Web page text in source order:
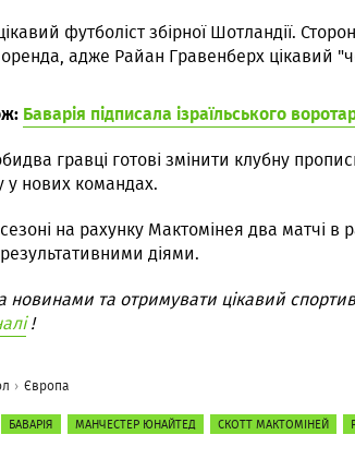
футболіст збірної Шотландії.
адже Райан Гравенберх цікавий
Баварія підписала ізраїльського
гравці готові змінити клубну
у нових командах.
на рахунку Мактомінея два матчі
діями.
новинами та отримувати цікавий
!
Європа
БАВАРІЯ МАНЧЕСТЕР ЮНАЙТЕД СКОТТ МАКТОМІНЕЙ